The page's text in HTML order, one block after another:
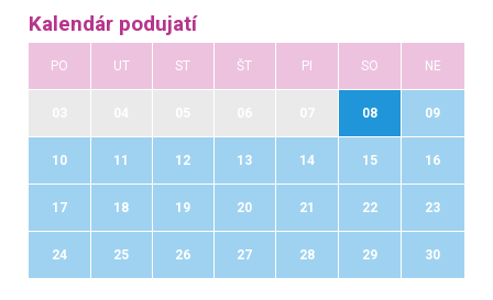
Kalendár podujatí
PO UT ST ŠT PI SO NE
08 09
10 11 12 13 14 15 16
17 18 19 20 21 22 23
24 25 26 27 28 29 30